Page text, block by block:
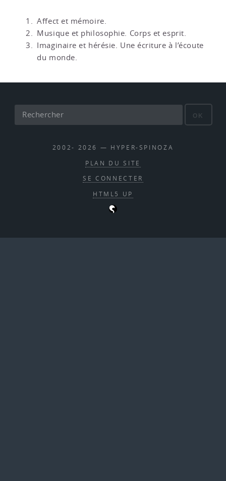
Affect et mémoire.
Musique et philosophie. Corps et esprit.
Imaginaire et hérésie. Une écriture à l’écoute
du monde.
OK
2002- 2026 — HYPER-SPINOZA
PLAN DU SITE
SE CONNECTER
HTML5 UP